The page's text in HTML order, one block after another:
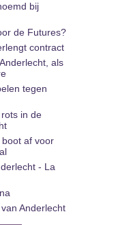
bij
de Futures?
contract
als
tegen
in de
af voor
- La
Anderlecht